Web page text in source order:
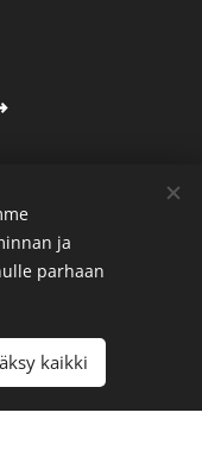
7
ja
parhaan
kaikki